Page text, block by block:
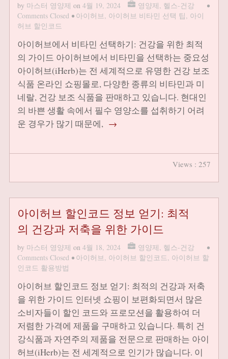
by 마스터 영양제 on 4월 19, 2024 영양제, 헬스-건강
•
Comments Closed • 아이허브, 아이허브 비타민 선택 팁, 아이
허브 할인코드
아이허브에서 비타민 선택하기: 건강을 위한 최적
의 가이드 아이허브에서 비타민을 선택하는 중요성
아이허브(iHerb)는 전 세계적으로 유명한 건강 보조
식품 온라인 쇼핑몰로, 다양한 종류의 비타민과 미
네랄, 건강 보조 식품을 판매하고 있습니다. 현대인
의 바쁜 생활 속에서 필수 영양소를 섭취하기 어려
운 경우가 많기 때문에, →
Views : 257
아이허브 할인코드 정보 얻기: 최적
의 건강과 저축을 위한 가이드
by 마스터 영양제 on 4월 18, 2024 영양제, 헬스-건강
•
Comments Closed • 아이허브, 아이허브 할인코드, 아이허브 할
인코드 활용방법
아이허브 할인코드 정보 얻기: 최적의 건강과 저축
을 위한 가이드 인터넷 쇼핑이 보편화되면서 많은
소비자들이 할인 코드와 프로모션을 활용하여 더
저렴한 가격에 제품을 구매하고 있습니다. 특히 건
강식품과 자연주의 제품을 전문으로 판매하는 아이
허브(iHerb)는 전 세계적으로 인기가 많습니다. 이